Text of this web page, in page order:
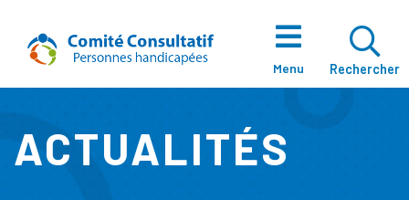
Accueil
Menu
À Propos
Rechercher
Ouvrir La
ACTUALITÉS